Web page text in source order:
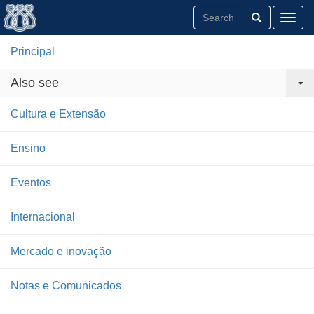
Principal
Also see
Cultura e Extensão
Ensino
Eventos
Internacional
Mercado e inovação
Notas e Comunicados